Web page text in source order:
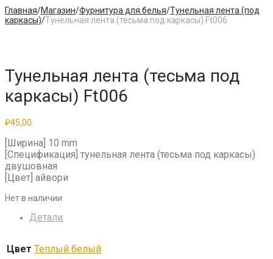
Главная/Магазин/Фурнитура для белья/Тунельная лента (под
каркасы)/Тунельная лента (тесьма под каркасы) Ft006
Тунельная лента (тесьма под
каркасы) Ft006
₽45,00
[Ширина] 10 mm
[Спецификация] тунельная лента (тесьма под каркасы)
двушовная
[Цвет] айвори
Нет в наличии
Детали
Цвет Теплый белый